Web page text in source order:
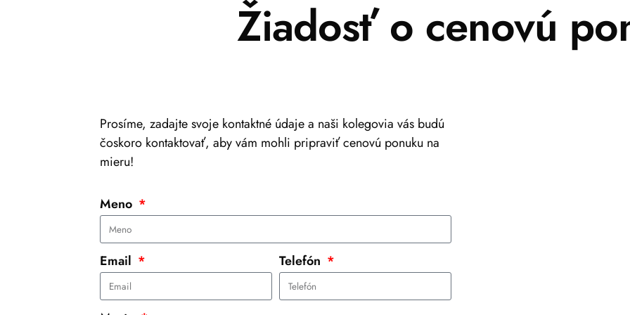
Žiadosť o cenovú
Prosíme, zadajte svoje kontaktné údaje a naši kolegovia vás budú
čoskoro kontaktovať, aby vám mohli pripraviť cenovú ponuku na
mieru!
Meno
Email Telefón